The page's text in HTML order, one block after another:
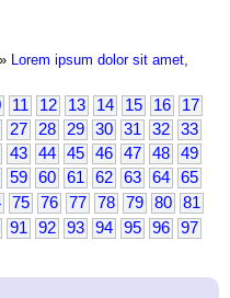
» Lorem ipsum dolor sit amet,
11 12 13 14 15 16
17
27 28 29 30 31 32
33
43 44 45 46 47 48
49
59 60 61 62 63 64
65
75 76 77 78 79 80
81
91 92 93 94 95 96
97